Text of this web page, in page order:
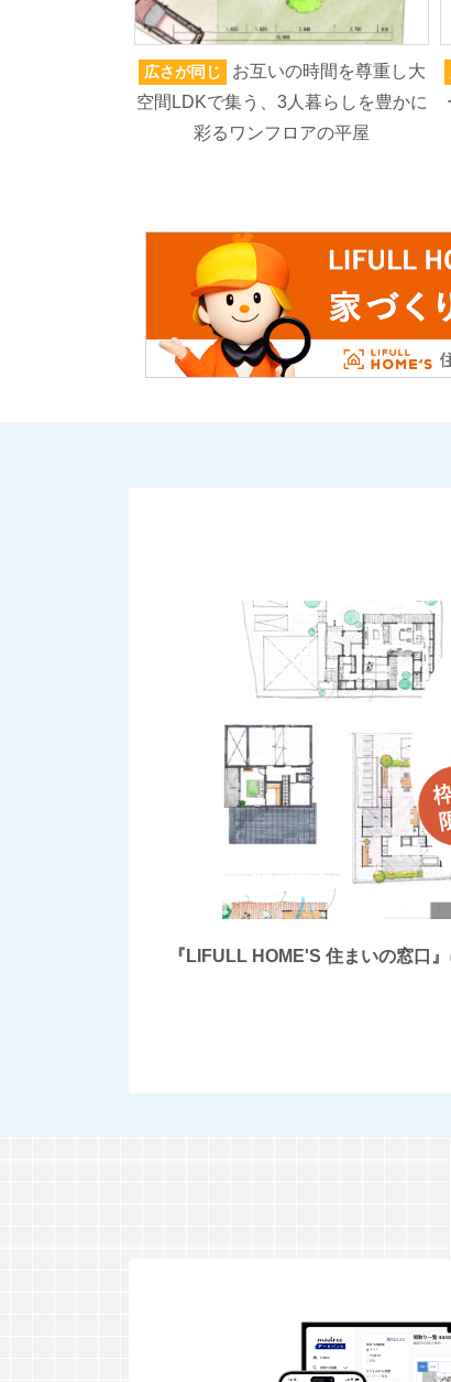
広さが同じ
お互いの時間を尊重し大
空間LDKで集う、3人暮らしを豊かに
彩るワンフロアの平屋
『LIFULL HOME'S 住まいの窓口